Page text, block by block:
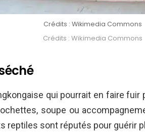
Crédits : Wikimedia Commons
Crédits : Wikimedia Commons
qui pourrait en faire fuir
soupe ou
reptiles sont réputés pour guérir